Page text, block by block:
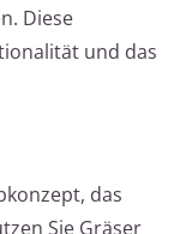
Diese
und das
das
Sie Gräser